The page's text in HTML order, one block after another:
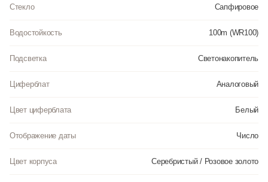
Стекло Сапфировое
Водостойкость 100m (WR100)
Подсветка Светонакопитель
Циферблат Аналоговый
Цвет циферблата Белый
Отображение даты Число
Цвет корпуса Серебристый / Розовое золото